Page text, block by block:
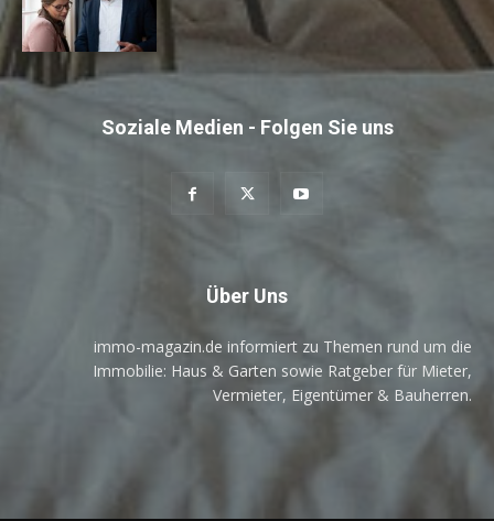
Soziale Medien - Folgen Sie uns
Über Uns
immo-magazin.de informiert zu Themen rund um die
Immobilie: Haus & Garten sowie Ratgeber für Mieter,
Vermieter, Eigentümer & Bauherren.